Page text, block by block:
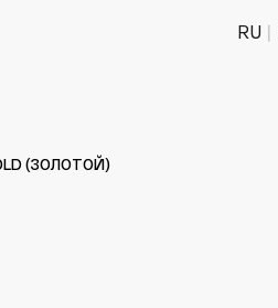
RU
(ЗОЛОТОЙ)